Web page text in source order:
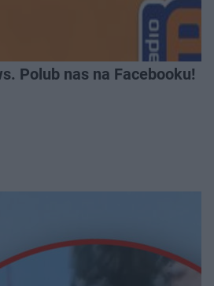
Polub nas na Facebooku!